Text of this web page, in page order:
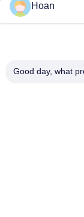
Ons adres
F7, gebouw 2,
Hoan
Good day, what